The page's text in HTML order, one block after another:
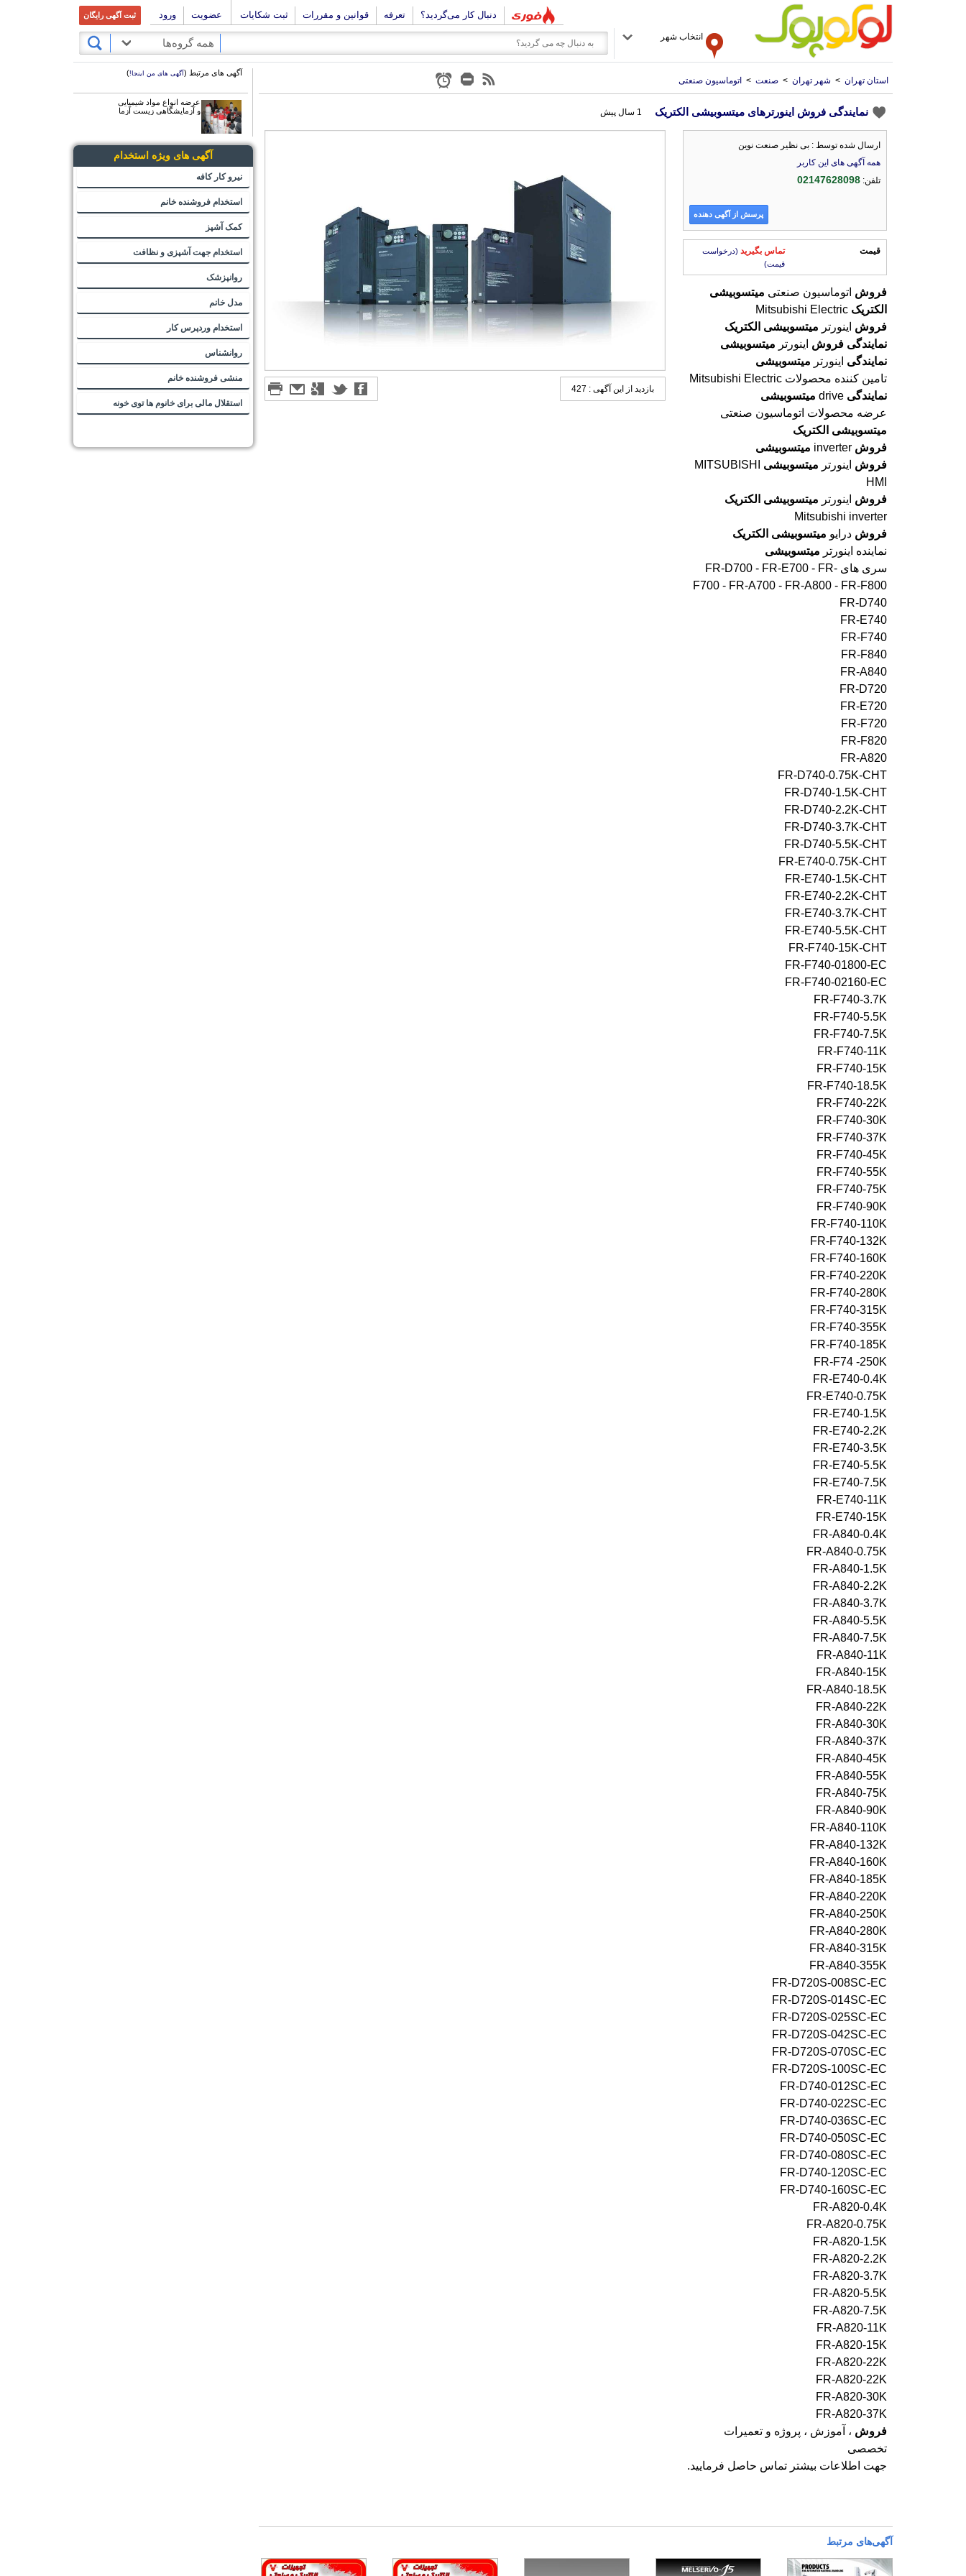
دنبال کار می‌گردید؟ تعرفه قوانین و مقررات ثبت شکایات عضویت ورود ثبت آگهی رایگان
انتخاب شهر
همه گروه‌ها
استان تهران > شهر تهران > صنعت > اتوماسیون صنعتی
نمایندگی فروش اینورترهای میتسوبیشی الکتریک 1 سال پیش
بازدید از این آگهی : 427
ارسال شده توسط : بی نظیر صنعت نوین
همه آگهی های این کاربر
تلفن:02147628098
پرسش از آگهی دهنده
قیمت تماس بگیرید (درخواست
قیمت)
فروش اتوماسیون صنعتی میتسوبیشی
الکتریک
فروش اینورتر میتسوبیشی الکتریک
نمایندگی فروش اینورتر میتسوبیشی
نمایندگی اینورتر میتسوبیشی
تامین کننده محصولات Mitsubishi Electric
نمایندگی
میتسوبیشی
عرضه محصولات اتوماسیون صنعتی
میتسوبیشی الکتریک
فروش
میتسوبیشی
فروش اینورتر میتسوبیشی
MITSUBISHI
HMI
فروش اینورتر میتسوبیشی الکتریک
Mitsubishi inverter
فروش درایو میتسوبیشی الکتریک
نماینده اینورتر میتسوبیشی
سری های FR-D700 - FR-E700 - FR-
F700 - FR-A700 - FR-A800 - FR-F800
FR-D740
FR-E740
FR-F740
FR-F840
FR-A840
FR-D720
FR-E720
FR-F720
FR-F820
FR-A820
FR-D740-0.75K-CHT
FR-D740-1.5K-CHT
FR-D740-2.2K-CHT
FR-D740-3.7K-CHT
FR-D740-5.5K-CHT
FR-E740-0.75K-CHT
FR-E740-1.5K-CHT
FR-E740-2.2K-CHT
FR-E740-3.7K-CHT
FR-E740-5.5K-CHT
FR-F740-15K-CHT
FR-F740-01800-EC
FR-F740-02160-EC
FR-F740-3.7K
FR-F740-5.5K
FR-F740-7.5K
FR-F740-11K
FR-F740-15K
FR-F740-18.5K
FR-F740-22K
FR-F740-30K
FR-F740-37K
FR-F740-45K
FR-F740-55K
FR-F740-75K
FR-F740-90K
FR-F740-110K
FR-F740-132K
FR-F740-160K
FR-F740-220K
FR-F740-280K
FR-F740-315K
FR-F740-355K
FR-F740-185K
FR-F74 -250K
FR-E740-0.4K
FR-E740-0.75K
FR-E740-1.5K
FR-E740-2.2K
FR-E740-3.5K
FR-E740-5.5K
FR-E740-7.5K
FR-E740-11K
FR-E740-15K
FR-A840-0.4K
FR-A840-0.75K
FR-A840-1.5K
FR-A840-2.2K
FR-A840-3.7K
FR-A840-5.5K
FR-A840-7.5K
FR-A840-11K
FR-A840-15K
FR-A840-18.5K
FR-A840-22K
FR-A840-30K
FR-A840-37K
FR-A840-45K
FR-A840-55K
FR-A840-75K
FR-A840-90K
FR-A840-110K
FR-A840-132K
FR-A840-160K
FR-A840-185K
FR-A840-220K
FR-A840-250K
FR-A840-280K
FR-A840-315K
FR-A840-355K
FR-D720S-008SC-EC
FR-D720S-014SC-EC
FR-D720S-025SC-EC
FR-D720S-042SC-EC
FR-D720S-070SC-EC
FR-D720S-100SC-EC
FR-D740-012SC-EC
FR-D740-022SC-EC
FR-D740-036SC-EC
FR-D740-050SC-EC
FR-D740-080SC-EC
FR-D740-120SC-EC
FR-D740-160SC-EC
FR-A820-0.4K
FR-A820-0.75K
FR-A820-1.5K
FR-A820-2.2K
FR-A820-3.7K
FR-A820-5.5K
FR-A820-7.5K
FR-A820-11K
FR-A820-15K
FR-A820-22K
FR-A820-22K
FR-A820-30K
FR-A820-37K
فروش ، آموزش ، پروژه و تعمیرات
تخصصی
جهت اطلاعات بیشتر تماس حاصل فرمایید.
آگهی‌های مرتبط
آگهی های مرتبط (آگهی های من اینجا!)
عرضه انواع مواد شیمیایی
و آزمایشگاهی زیست آزما
آگهی های ویژه استخدام
نیرو کار کافه
استخدام فروشنده خانم
کمک آشپز
استخدام جهت آشپزی و نظافت
روانپزشک
مدل خانم
استخدام وردپرس کار
روانشناس
منشی فروشنده خانم
استقلال مالی برای خانوم ها توی خونه